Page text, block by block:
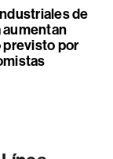
de
aumentan
previsto por